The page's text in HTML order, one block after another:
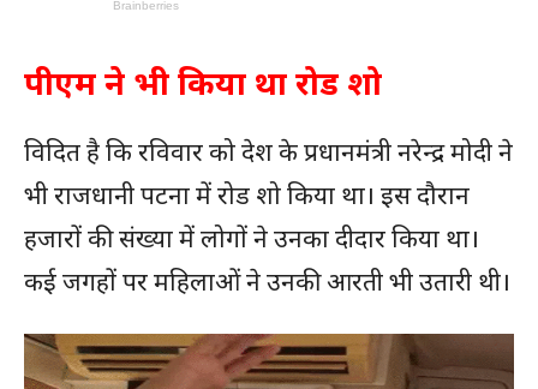
पीएम ने भी किया था रोड शो
विदित है कि रविवार को देश के प्रधानमंत्री नरेन्द्र मोदी ने
भी राजधानी पटना में रोड शो किया था। इस दौरान
हजारों की संख्या में लोगों ने उनका दीदार किया था।
कई जगहों पर महिलाओं ने उनकी आरती भी उतारी थी।